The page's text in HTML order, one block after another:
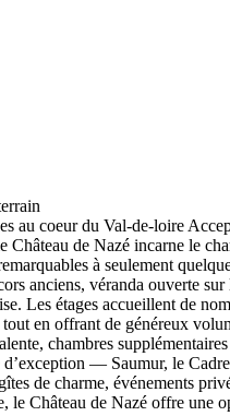
au coeur du Val-de-loire
Château de Nazé incarne le
à seulement
anciens, véranda ouverte
Les étages accueillent de
en offrant de généreux
chambres
— Saumur, le
de charme, événements
Château de Nazé offre une